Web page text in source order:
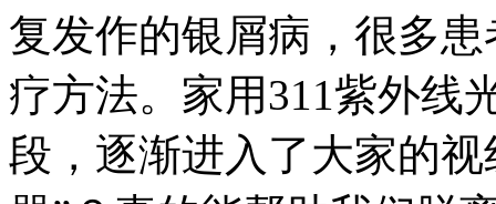
复发作的银屑病，很多
疗方法。家用311紫外线
段，逐渐进入了大家的